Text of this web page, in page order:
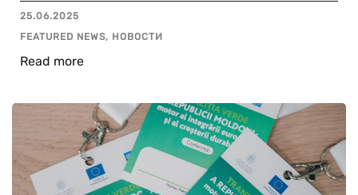
25.06.2025
FEATURED NEWS, НОВОСТИ
Read more